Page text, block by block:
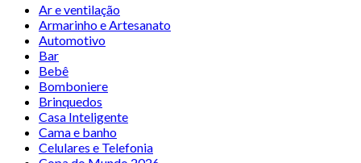
Ar e ventilação
Armarinho e Artesanato
Automotivo
Bar
Bebê
Bomboniere
Brinquedos
Casa Inteligente
Cama e banho
Celulares e Telefonia